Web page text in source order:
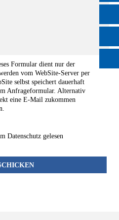
Formular dient nur der
vom WebSite-Server per
selbst speichert dauerhaft
Anfrageformular. Alternativ
eine E-Mail zukommen
Datenschutz gelesen